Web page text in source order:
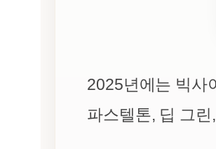
2025년에는 빅사
파스텔톤, 딥 그